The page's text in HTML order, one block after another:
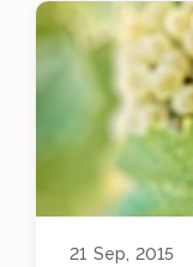
21 Sep, 2015